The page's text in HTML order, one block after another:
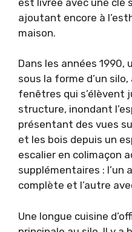
ajoutant encore à
maison.
Dans les années
sous la forme d’un
fenêtres qui s’élèvent
structure, inondant
présentant des vues
et les bois depuis un
escalier en colimaçon
supplémentaires : l’un
complète et l’autre
Une longue cuisine